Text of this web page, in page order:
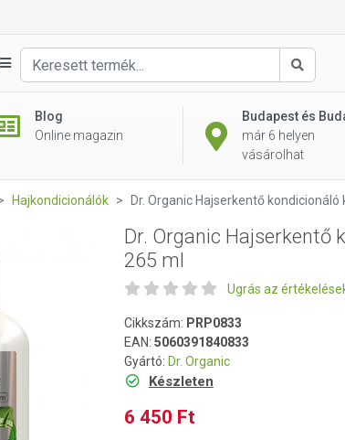
Keresés
Blog
Online magazin
Budapest és
már 6 helyen
vásárolhat
Hajkondicionálók Dr. Organic Hajserkentő
Dr. Organic Hajserkentő
265 ml
Ugrás az
Cikkszám: PRP0833
EAN: 5060391840833
Gyártó: Dr. Organic
Készleten
6 450 Ft